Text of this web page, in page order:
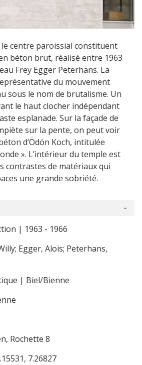
le centre paroissial constituent
béton brut, réalisé entre 1963
Frey Egger Peterhans. La
du mouvement
sous le nom de brutalisme. Un
le haut clocher indépendant
esplanade. Sur la façade de
sur la pente, on peut voir
d’Ödön Koch, intitulée
». L’intérieur du temple est
contrastes de matériaux qui
une grande sobriété.
| 1963 - 1966
Egger, Alois; Peterhans,
| Biel/Bienne
Rochette 8
, 7.26827